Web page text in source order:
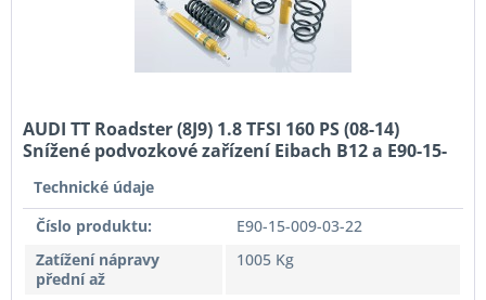
AUDI TT Roadster (8J9) 1.8 TFSI 160 PS (08-14)
Snížené podvozkové zařízení Eibach B12 a E90-15-
Technické údaje
Číslo produktu:
E90-15-009-03-22
Zatížení nápravy
přední až
1005 Kg